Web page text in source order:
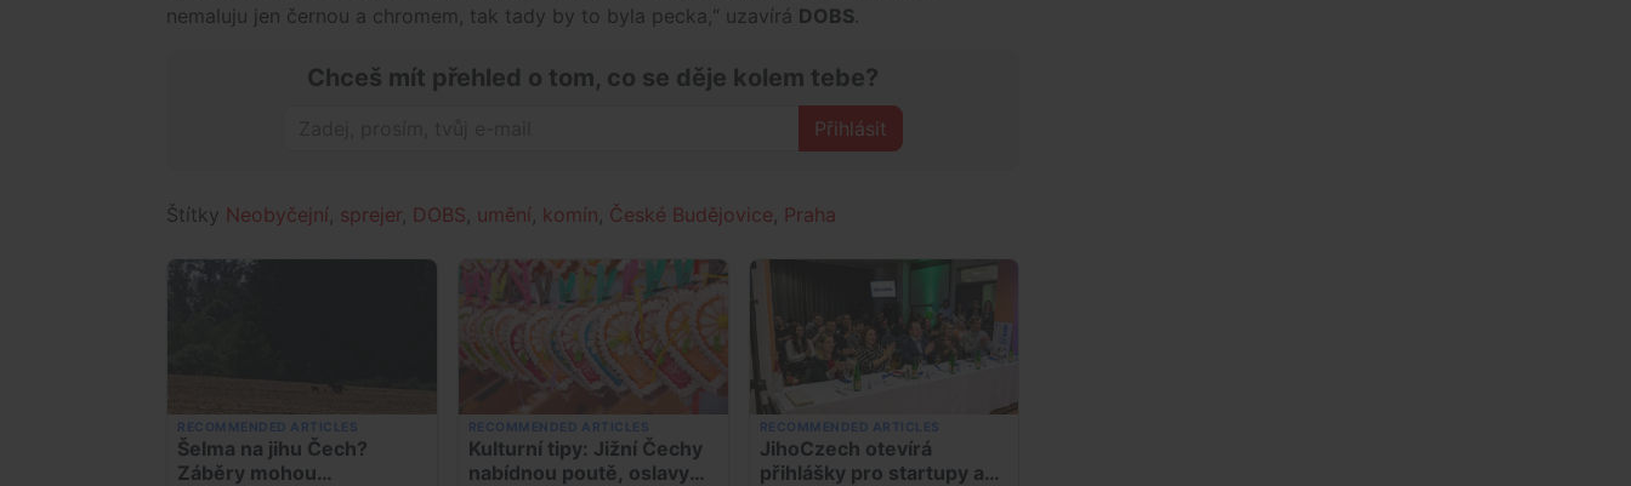
nemaluju jen černou a chromem, tak tady by to byla pecka,“ uzavírá DOBS.
Chceš mít přehled o tom, co se děje kolem tebe?
Přihlásit
Štítky Neobyčejní sprejer DOBS umění komín České Budějovice Praha